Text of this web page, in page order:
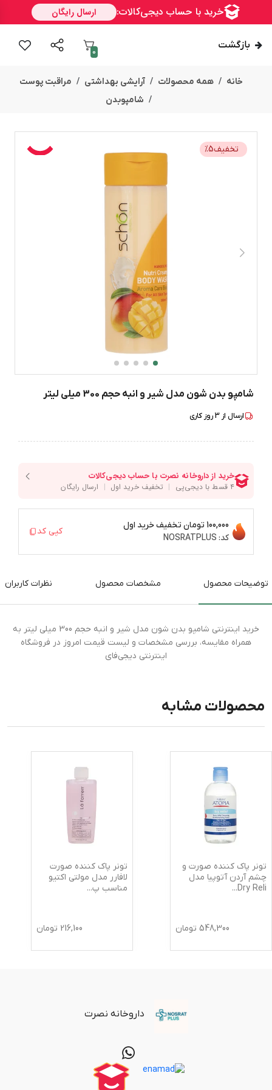
بازگشت
0
خانه همه محصولات آرایشی بهداشتی
مراقبت پوست
شامپوبدن
تخفیف %5
شامپو بدن شون مدل شیر و انبه حجم 300 میلی لیتر
ارسال از 3روز کاری
100,000 تومان
تخفیف خرید اول
کد: NOSRATPLUS
کپی کد
توضیحات محصول مشخصات محصول نظرات کاربران
خرید اینترنتی شامپو بدن شون مدل شیر و انبه حجم 300 میلی لیتر به
همراه مقایسه، بررسی مشخصات و لیست قیمت امروز در فروشگاه
اینترنتی دیجی‌فای
محصولات مشابه
تونر پاک کننده صورت و
چشم آردن آتوپیا مدل
Dry Reli
...
548,300 تومان
تونر پاک کننده صورت
لافارر مدل مولتی اکتیو
مناسب پ...
216,100 تومان
داروخانه نصرت